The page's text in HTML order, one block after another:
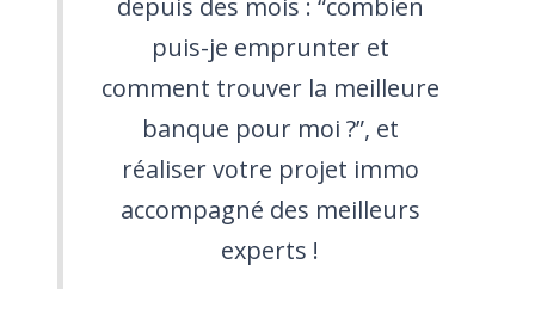
depuis des mois : “combien
puis-je emprunter et
comment trouver la meilleure
banque pour moi ?”, et
réaliser votre projet immo
accompagné des meilleurs
experts !